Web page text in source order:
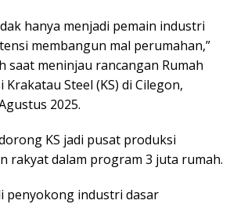
hanya menjadi pemain industri
membangun mal perumahan,”
saat meninjau rancangan Rumah
Steel (KS) di Cilegon,
2025.
KS jadi pusat produksi
rakyat dalam program 3 juta rumah.
penyokong industri dasar